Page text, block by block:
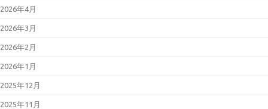
2026年4月
2026年3月
2026年2月
2026年1月
2025年12月
2025年11月